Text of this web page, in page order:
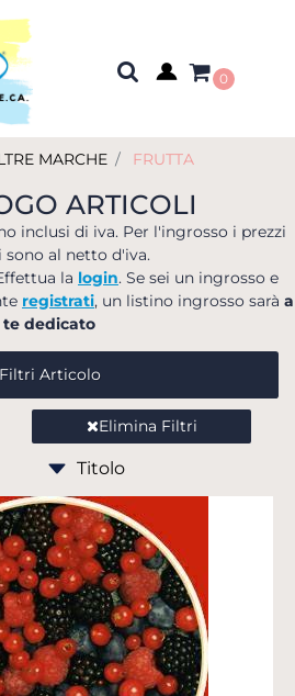
0
MARCHE FRUTTA
ARTICOLI
inclusi di iva. Per l'ingrosso i prezzi
sono al netto d'iva.
la login. Se sei un ingrosso e
registrati, un listino ingrosso sarà a
te dedicato
Filtri Articolo
Elimina Filtri